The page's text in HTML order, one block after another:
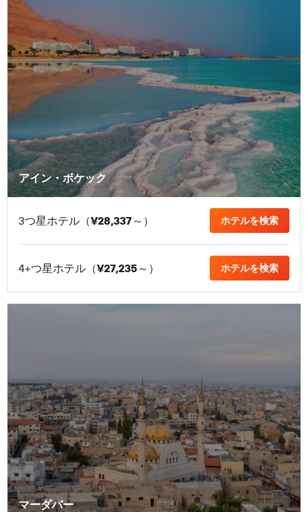
アイン・ボケック
3つ星ホテル（¥28,337​～） ホテルを検索
4+つ星ホテル（¥27,235 ​～） ホテルを検索
マーダバー